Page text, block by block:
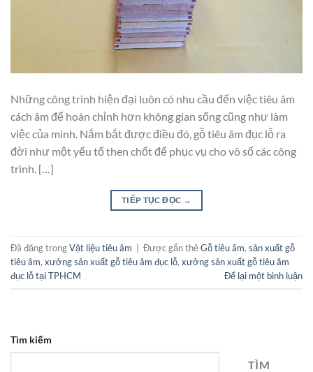
Những công trình hiện đại luôn có nhu cầu đến việc tiêu âm
cách âm để hoàn chỉnh hơn không gian sống cũng như làm
việc của mình. Nắm bắt được điều đó, gỗ tiêu âm đục lỗ ra
đời như một yếu tố then chốt để phục vụ cho vô số các công
trình. […]
TIẾP TỤC ĐỌC →
Đã đăng trongVật liệu tiêu âm Được gắn thẻGỗ tiêu âm, sản xuất gỗ
tiêu âm, xưởng sản xuất gỗ tiêu âm đục lỗ, xưởng sản xuất gỗ tiêu âm
đục lỗ tại TPHCM
Để lại một bình luận
Tìm kiếm
TÌM